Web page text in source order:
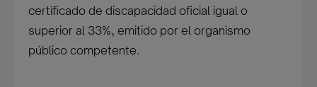
certificado de discapacidad oficial igual o
superior al 33%, emitido por el organismo
público competente.